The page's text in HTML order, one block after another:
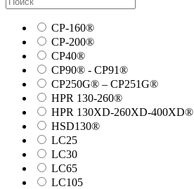
CP-160®
CP-200®
CP40®
CP90® - СP91®
CP250G® – CP251G®
HPR 130-260®
HPR 130XD-260XD-400XD®
HSD130®
LC25
LC30
LC65
LC105